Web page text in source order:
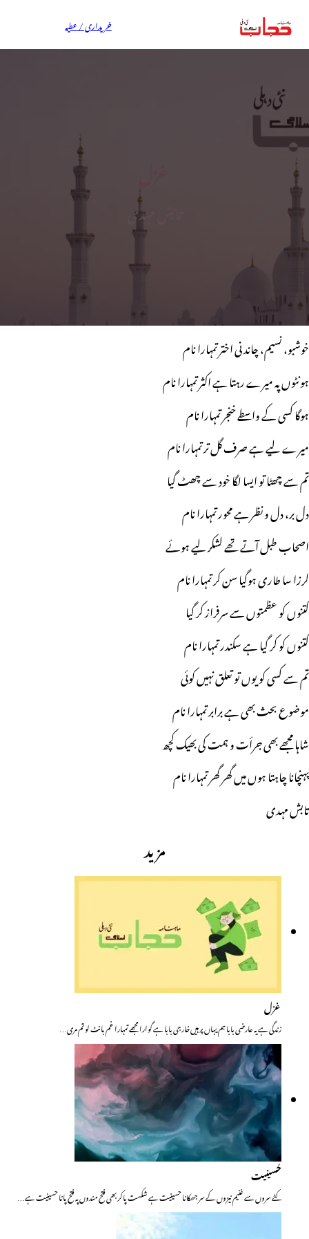
خریداری / عطیہ
تابش مہدی
خوشبو، نسیم، چاندنی اختر تمہارا نام
ہونٹوں پہ میرے رہتا ہے اکثر تمہارا نام
ہوگا کسی کے واسطے خنجر تمہارا نام
میرے لیے ہے صرف گل تر تمہارا نام
تم سے چھٹا تو ایسا لگا خود سے چھٹ گیا
دل بر، دل و نظر ہے محور تمہارا نام
اصحاب طبل آتے تھے لشکر لیے ہوئے
لرزا سا طاری ہوگیا سن کر تمہارا نام
کتنوں کو عظمتوں سے سرفراز کر گیا
کتنوں کو کر گیا ہے سکندر تمہارا نام
تم سے کسی کو یوں تو تعلق نہیں کوئی
موضوع بحث بھی ہے برابر تمہارا نام
شاہا مجھے بھی جرأت و ہمت کی بھیک کچھ
پہنچانا چاہتا ہوں میں گھر گھر تمہارا نام
تابش مہدی
مزید
غزل
زندگی ہے یہ عارضی بابا ہم یہاں پر ہیں خارجی بابا ہے گوارا مجھے تمہارا غم بانٹ لو تم مری…
حُسینیت
کٹے سروں سے غنیم نیزوں کے سر جھکانا حسینیت ہے شکست پاکر بھی فتح مندوں پہ فتح پانا حسینیت ہے…